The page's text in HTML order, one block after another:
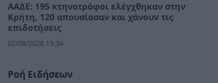
ΑΑΔΕ: 195 κτηνοτρόφοι ελέγχθηκαν στην
Κρήτη, 120 απουσίασαν και χάνουν τις
επιδοτήσεις
02/08/2026 15:34
Ροή Ειδήσεων